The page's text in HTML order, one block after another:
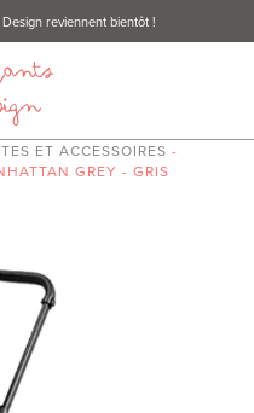
reviennent bientôt !
ET ACCESSOIRES -
GREY - GRIS